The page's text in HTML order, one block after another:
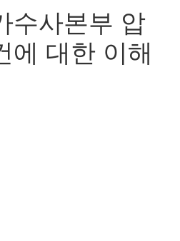
수사본부 압
에 대한 이해